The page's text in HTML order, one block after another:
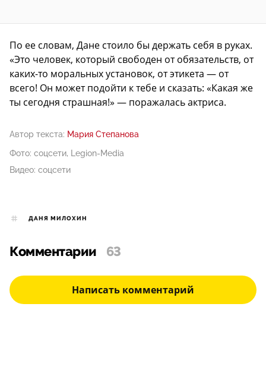
По ее словам, Дане стоило бы держать себя в руках.
«Это человек, который свободен от обязательств, от
каких-то моральных установок, от этикета — от
всего! Он может подойти к тебе и сказать: «Какая же
ты сегодня страшная!» — поражалась актриса.
Автор текста: Мария Степанова
Фото: соцсети, Legion-Media
Видео: соцсети
ДАНЯ МИЛОХИН
Комментарии 63
Написать комментарий